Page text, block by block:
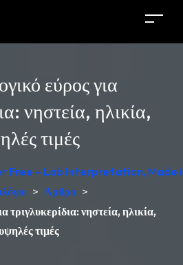
εύρος για
νηστεία, ηλικία,
τιμές
Free – Lab Interpretation, Made
> Άρθρα >
τριγλυκερίδια: νηστεία, ηλικία,
τιμές